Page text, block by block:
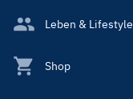
Leben & Lifestyle
Shop